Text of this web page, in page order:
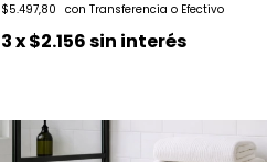
$5.497,80
3x$2.156sin interés